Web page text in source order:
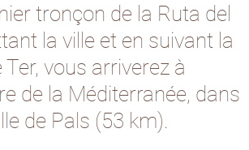
tronçon de la Ruta del
la ville et en suivant la
Ter, vous arriverez à
de la Méditerranée, dans
de Pals (53 km).